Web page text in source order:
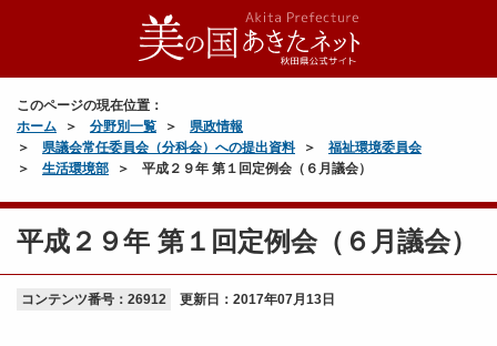
このページの現在位置：
ホーム
分野別一覧
県政情報
県議会常任委員会（分科会）への提出資料
福祉環境委員会
生活環境部
平成２９年 第１回定例会（６月議会）
平成２９年 第１回定例会（６月議会）
コンテンツ番号：26912 更新日： 2017年07月13日